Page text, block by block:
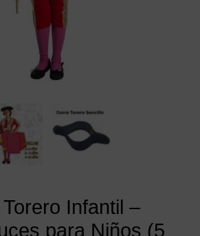
Infantil –
para Niños (5